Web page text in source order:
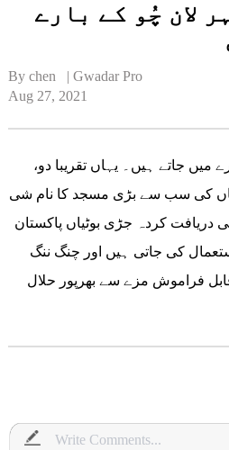
لان چُو کے بارے
By chen   | Gwadar Pro
Aug 27, 2021
،آئیے چین کے شہر لانچو کے بارے میں جاتے ہیں۔ یہاں تقریبا دو
کی سب سے بڑی مسجد کا نام شی
دریافت کردہ جڑی بوٹیاں پاکستان
کی جاتی ہیں اور چنگ ننگ
فراموش مزے سے بھرپور حلال